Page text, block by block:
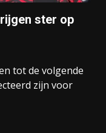
ster op
tot de volgende
zijn voor